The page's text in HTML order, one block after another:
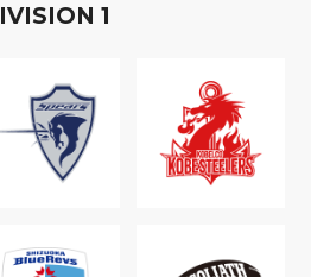
IVISION 1